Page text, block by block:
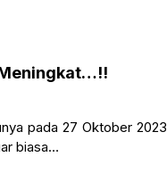
pada 27 Oktober 2023
biasa…